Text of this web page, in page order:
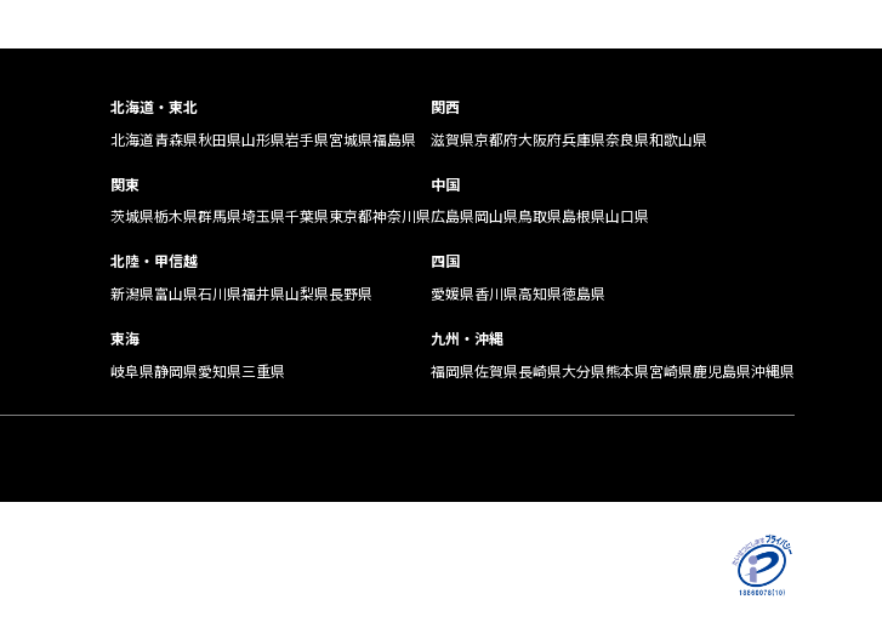
北海道・東北
北海道青森県秋田県山形県岩手県宮城県福島県
関東
茨城県栃木県群馬県埼玉県千葉県東京都神奈川県
北陸・甲信越
新潟県富山県石川県福井県山梨県長野県
東海
岐阜県静岡県愛知県三重県
関西
滋賀県京都府大阪府兵庫県奈良県和歌山県
中国
広島県岡山県鳥取県島根県山口県
四国
愛媛県香川県高知県徳島県
九州・沖縄
福岡県佐賀県長崎県大分県熊本県宮崎県鹿児島県沖縄県